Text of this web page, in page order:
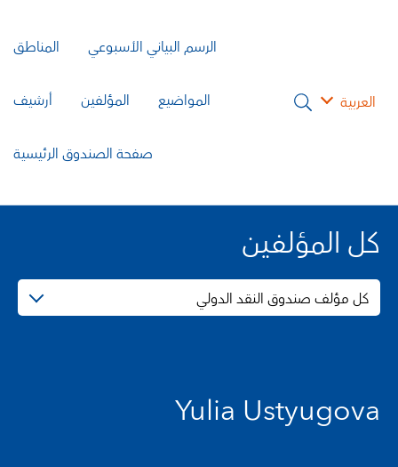
العربية
الرسم البياني الأسبوعي المناطق
المواضيع المؤلفين أرشيف
صفحة الصندوق الرئيسية
كل المؤلفين
كل مؤلف صندوق النقد الدولي
Yulia Ustyugova